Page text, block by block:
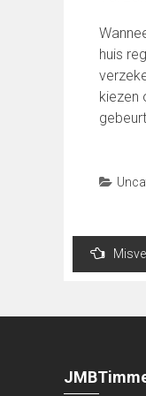
huis
kiezen
Bericht
navigatie